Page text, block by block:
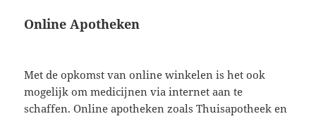
Online Apotheken
Met de opkomst van online winkelen is het ook
mogelijk om medicijnen via internet aan te
schaffen. Online apotheken zoals Thuisapotheek en